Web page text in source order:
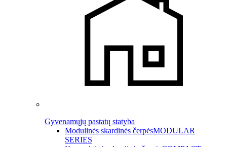
Gyvenamųjų pastatų statyba
Modulinės skardinės čerpėsMODULAR
SERIES